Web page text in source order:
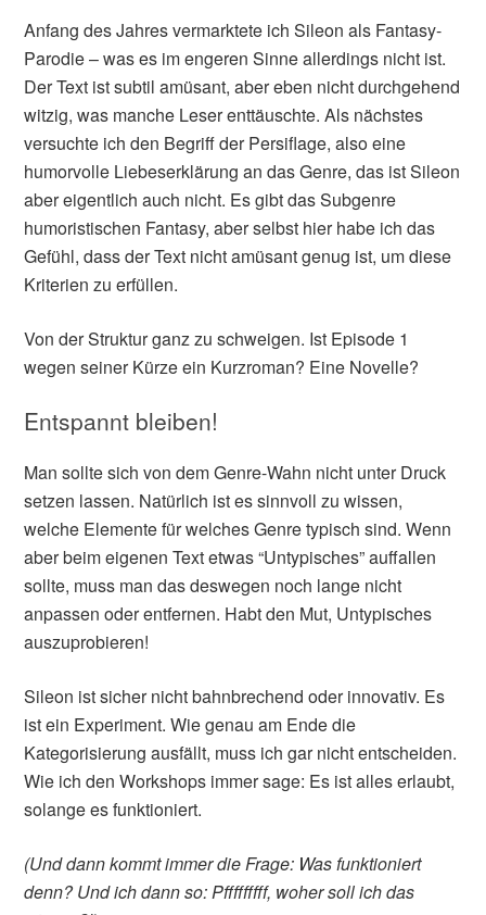
Anfang des Jahres vermarktete ich Sileon als Fantasy-
Parodie – was es im engeren Sinne allerdings nicht ist.
Der Text ist subtil amüsant, aber eben nicht durchgehend
witzig, was manche Leser enttäuschte. Als nächstes
versuchte ich den Begriff der Persiflage, also eine
humorvolle Liebeserklärung an das Genre, das ist Sileon
aber eigentlich auch nicht. Es gibt das Subgenre
humoristischen Fantasy, aber selbst hier habe ich das
Gefühl, dass der Text nicht amüsant genug ist, um diese
Kriterien zu erfüllen.
Von der Struktur ganz zu schweigen. Ist Episode 1
wegen seiner Kürze ein Kurzroman? Eine Novelle?
Entspannt bleiben!
Man sollte sich von dem Genre-Wahn nicht unter Druck
setzen lassen. Natürlich ist es sinnvoll zu wissen,
welche Elemente für welches Genre typisch sind. Wenn
aber beim eigenen Text etwas “Untypisches” auffallen
sollte, muss man das deswegen noch lange nicht
anpassen oder entfernen. Habt den Mut, Untypisches
auszuprobieren!
Sileon ist sicher nicht bahnbrechend oder innovativ. Es
ist ein Experiment. Wie genau am Ende die
Kategorisierung ausfällt, muss ich gar nicht entscheiden.
Wie ich den Workshops immer sage: Es ist alles erlaubt,
solange es funktioniert.
(Und dann kommt immer die Frage: Was funktioniert
denn? Und ich dann so: Pfffffffff, woher soll ich das